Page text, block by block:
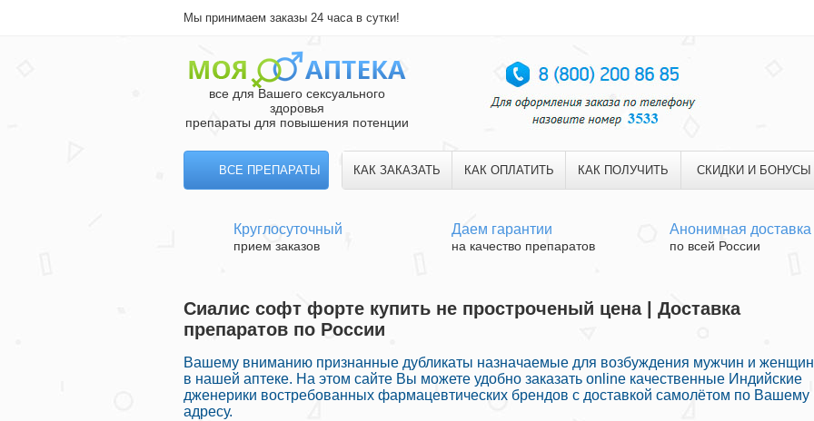
Мы принимаем заказы 24 часа в сутки!
все для Вашего сексуального
здоровья
препараты для повышения потенции
ВСЕ ПРЕПАРАТЫ КАК ЗАКАЗАТЬ КАК ОПЛАТИТЬ КАК ПОЛУЧИТЬ СКИДКИ И БОНУСЫ
Круглосуточный
прием заказов
Даем гарантии
на качество препаратов
Анонимная доставка
по всей России
Сиалис софт форте купить не простроченый цена | Доставка
препаратов по России
Вашему вниманию признанные дубликаты назначаемые для возбуждения мужчин и женщин
в нашей аптеке. На этом сайте Вы можете удобно заказать online качественные Индийские
дженерики востребованных фармацевтических брендов с доставкой самолётом по Вашему
адресу.